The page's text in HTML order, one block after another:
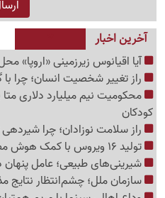
آخرین اخبار
آیا اقیانوس زیرزمینی «اروپا»
راز تغییر شخصیت انسان؛ چرا
محکومیت نیم میلیارد دلاری
کودکان
راز سلامت نوزادان؛ چرا
تولید 16 ویروس با کمک هوش مصنوعی!
شیرینی‌های طبیعی؛ عامل
سازمان ملل؛ چشم‌انتظار نتایج